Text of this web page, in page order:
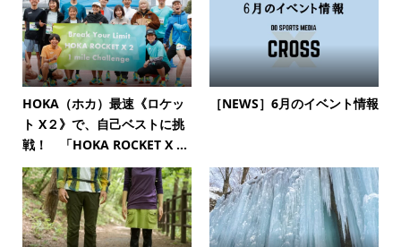
HOKA（ホカ）最速《ロケッ
ト X２》で、自己ベストに挑
戦！ 「HOKA ROCKET X ...
［NEWS］6月のイベント情報